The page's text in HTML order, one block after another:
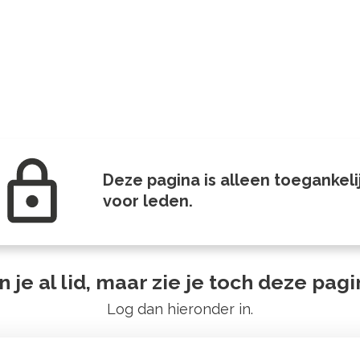
Deze pagina is alleen
voor leden.
je al lid, maar zie je toch deze
Log dan hieronder in.